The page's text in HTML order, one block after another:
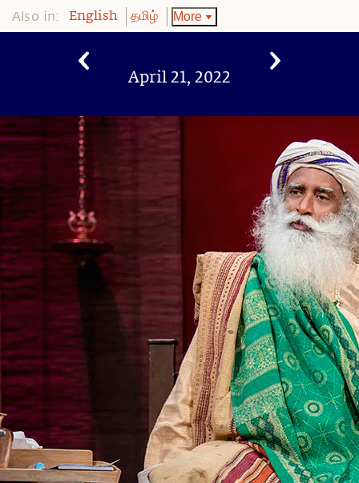
Also in: English தமிழ் More
April 21, 2022